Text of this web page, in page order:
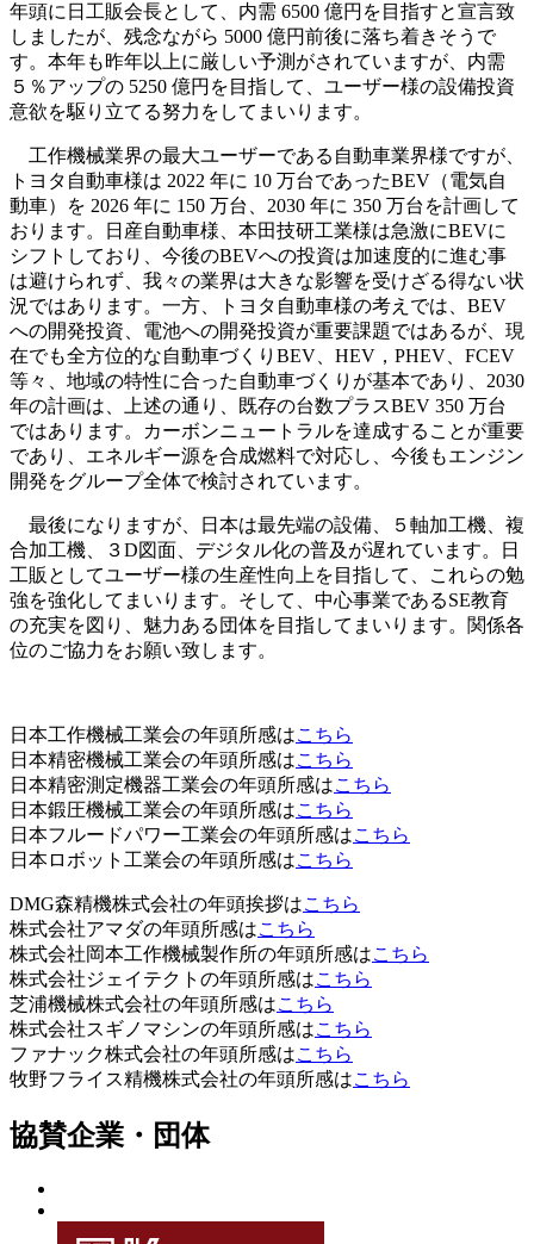
年頭に日工販会長として、内需 6500 億円を目指すと宣言致
しましたが、残念ながら 5000 億円前後に落ち着きそうで
す。本年も昨年以上に厳しい予測がされていますが、内需
５％アップの 5250 億円を目指して、ユーザー様の設備投資
意欲を駆り立てる努力をしてまいります。
工作機械業界の最大ユーザーである自動車業界様ですが、
トヨタ自動車様は 2022 年に 10 万台であったBEV（電気自
動車）を 2026 年に 150 万台、2030 年に 350 万台を計画して
おります。日産自動車様、本田技研工業様は急激にBEVに
シフトしており、今後のBEVへの投資は加速度的に進む事
は避けられず、我々の業界は大きな影響を受けざる得ない状
況ではあります。一方、トヨタ自動車様の考えでは、BEV
への開発投資、電池への開発投資が重要課題ではあるが、現
在でも全方位的な自動車づくりBEV、HEV，PHEV、FCEV
等々、地域の特性に合った自動車づくりが基本であり、2030
年の計画は、上述の通り、既存の台数プラスBEV 350 万台
ではあります。カーボンニュートラルを達成することが重要
であり、エネルギー源を合成燃料で対応し、今後もエンジン
開発をグループ全体で検討されています。
最後になりますが、日本は最先端の設備、５軸加工機、複
合加工機、３D図面、デジタル化の普及が遅れています。日
工販としてユーザー様の生産性向上を目指して、これらの勉
強を強化してまいります。そして、中心事業であるSE教育
の充実を図り、魅力ある団体を目指してまいります。関係各
位のご協力をお願い致します。
日本工作機械工業会の年頭所感はこちら
日本精密機械工業会の年頭所感はこちら
日本精密測定機器工業会の年頭所感はこちら
日本鍛圧機械工業会の年頭所感はこちら
日本フルードパワー工業会の年頭所感はこちら
日本ロボット工業会の年頭所感はこちら
DMG森精機株式会社の年頭挨拶はこちら
株式会社アマダの年頭所感はこちら
株式会社岡本工作機械製作所の年頭所感はこちら
株式会社ジェイテクトの年頭所感はこちら
芝浦機械株式会社の年頭所感はこちら
株式会社スギノマシンの年頭所感はこちら
ファナック株式会社の年頭所感はこちら
牧野フライス精機株式会社の年頭所感はこちら
協賛企業・団体